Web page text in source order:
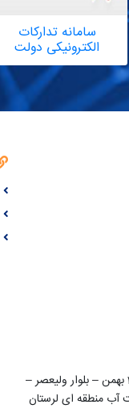
سامانه تدارکات
الکترونیکی دولت
آدرس : خرم آباد – میدان 22 بهمن – بلوار ولیعصر –